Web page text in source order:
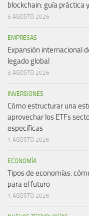
blockchain: guía práctica
5 AGOSTO 2026
EMPRESAS
Expansión internacional
legado global
3 AGOSTO 2026
INVERSIONES
Cómo estructurar una
aprovechar los ETFs
específicas
1 AGOSTO 2026
ECONOMÍA
Tipos de economías:
para el futuro
1 AGOSTO 2026